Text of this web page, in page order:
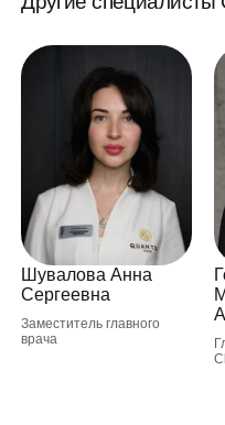
Шувалова Анна
Сергеевна
Заместитель главного
врача